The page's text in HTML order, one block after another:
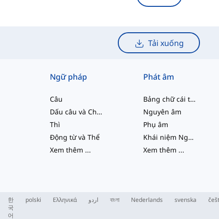
Tải xuống
Ngữ pháp
Câu
Dấu câu và Chính tả
Thì
Động từ và Thể
Xem thêm ...
Phát âm
Bảng chữ cái tiếng Anh
Nguyên âm
Phụ âm
Khái niệm Ngữ âm học
Xem thêm ...
한
국
어
polski Ελληνικά اردو বাংলা Nederlands svenska